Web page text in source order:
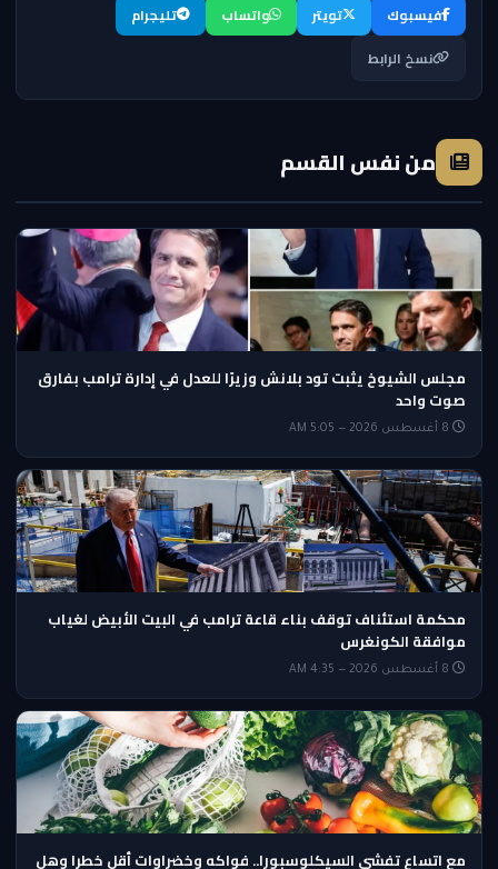
فيسبوك تويتر واتساب
تليجرام
نسخ الرابط
من نفس القسم
مجلس الشيوخ يثبت تود بلانش وزيرًا للعدل في إدارة ترامب بفارق
صوت واحد
محكمة استئناف توقف بناء قاعة ترامب في البيت الأبيض لغياب
موافقة الكونغرس
مع اتساع تفشي السيكلوسبورا.. فواكه وخضراوات أقل خطرا وهل